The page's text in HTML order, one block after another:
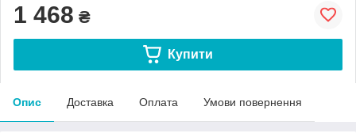
1 468 ₴
Купити
Опис Доставка Оплата Умови повернення